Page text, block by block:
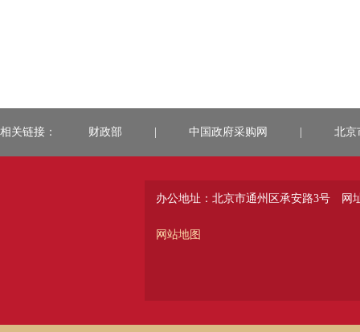
相关链接： 财政部 中国政府采购网 北京
办公地址：北京市通州区承安路3号
网站地图
网